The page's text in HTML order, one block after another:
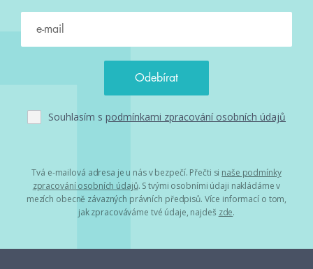
Souhlasím s podmínkami zpracování osobních údajů
Tvá e-mailová adresa je u nás v bezpečí. Přečti si naše podmínky
zpracování osobních údajů. S tvými osobními údaji nakládáme v
mezích obecně závazných právních předpisů. Více informací o tom,
jak zpracováváme tvé údaje, najdeš zde.